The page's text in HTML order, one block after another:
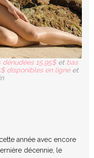
15,95$et bas
disponibles en ligneet
année avec encore
décennie, le